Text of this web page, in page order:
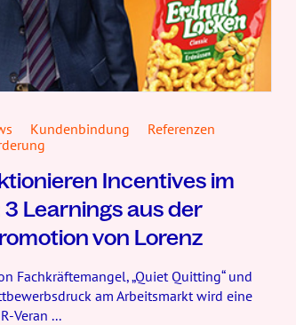
Kundenbindung
Referenzen
Incentives im
3 Learnings aus der
von Lorenz
Fachkräftemangel, „Quiet Quitting“ und
am Arbeitsmarkt wird eine
Veran ...